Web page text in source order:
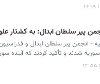
پیر سلطان ابدال: به کشتار
- انجمن پیر سلطان ابدال و
شدند و تأکید کردند که آینده